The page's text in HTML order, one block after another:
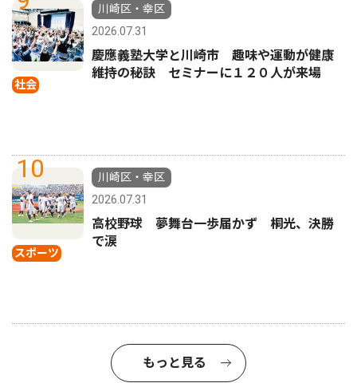
社会
川崎区・幸区
2026.07.31
慶應義塾大学と川崎市 趣味や運動が健康
維持の秘訣 セミナーに１２０人が来場
10
スポーツ
川崎区・幸区
2026.07.31
高校野球 夢舞台一歩届かず 桐光、決勝
で涙
もっと見る